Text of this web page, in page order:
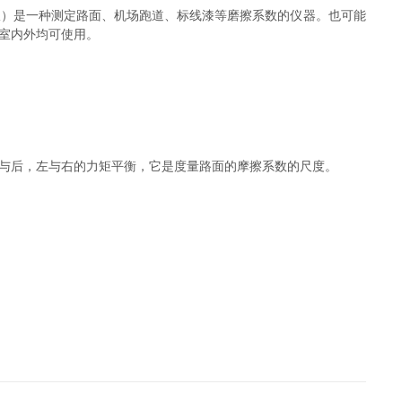
是一种测定路面、机场跑道、标线漆等磨擦系数的仪器。也可能
内外均可使用。
，左与右的力矩平衡，它是度量路面的摩擦系数的尺度。